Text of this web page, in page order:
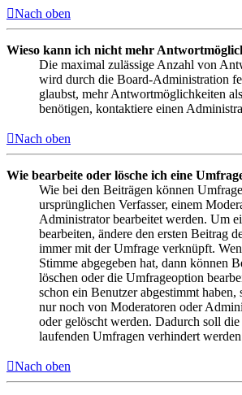
Nach oben
Wieso kann ich nicht mehr
Die maximal zulässige Anzahl von
wird durch die Board-Administration
glaubst, mehr Antwortmöglichkeiten
benötigen, kontaktiere einen
Nach oben
Wie bearbeite oder lösche ich eine
Wie bei den Beiträgen können
ursprünglichen Verfasser, einem
Administrator bearbeitet werden. Um
bearbeiten, ändere den ersten Beitrag
immer mit der Umfrage verknüpft.
Stimme abgegeben hat, dann können
löschen oder die Umfrageoption
schon ein Benutzer abgestimmt
nur noch von Moderatoren oder
oder gelöscht werden. Dadurch soll
laufenden Umfragen verhindert
Nach oben